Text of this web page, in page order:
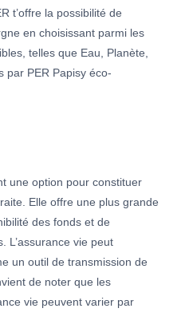
t’offre la possibilité de
en choisissant parmi les
telles que Eau, Planète,
par PER Papisy éco-
une option pour constituer
Elle offre une plus grande
des fonds et de
L’assurance vie peut
un outil de transmission de
de noter que les
vie peuvent varier par